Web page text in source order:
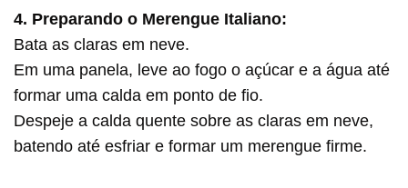
4. Preparando o Merengue Italiano:
Bata as claras em neve.
Em uma panela, leve ao fogo o açúcar e a água até
formar uma calda em ponto de fio.
Despeje a calda quente sobre as claras em neve,
batendo até esfriar e formar um merengue firme.